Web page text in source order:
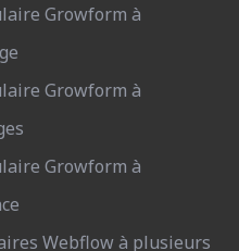
Growform à
Growform à
Growform à
Webflow à plusieurs